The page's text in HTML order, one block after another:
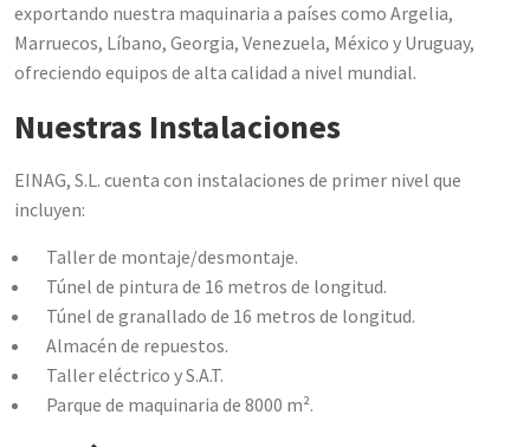
exportando nuestra maquinaria a países como Argelia,
Marruecos, Líbano, Georgia, Venezuela, México y Uruguay,
ofreciendo equipos de alta calidad a nivel mundial.
Nuestras Instalaciones
EINAG, S.L. cuenta con instalaciones de primer nivel que
incluyen:
Taller de montaje/desmontaje.
Túnel de pintura de 16 metros de longitud.
Túnel de granallado de 16 metros de longitud.
Almacén de repuestos.
Taller eléctrico y S.A.T.
Parque de maquinaria de 8000 m².